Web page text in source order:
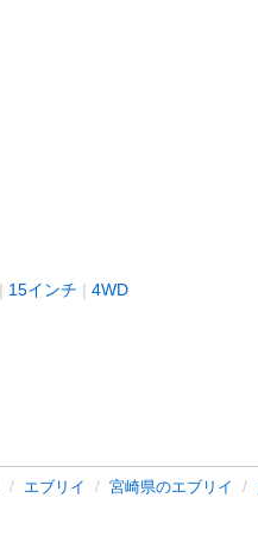
15インチ 4WD
エブリイ 宮崎県のエブリイ